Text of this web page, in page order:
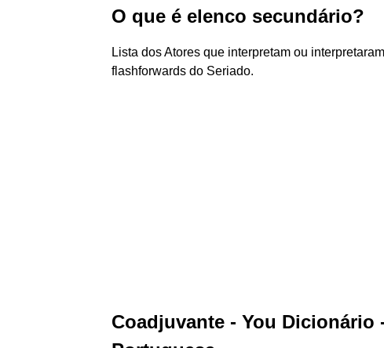
O que é elenco secundário?
Lista dos Atores que interpretam ou
flashforwards do Seriado.
Coadjuvante - You